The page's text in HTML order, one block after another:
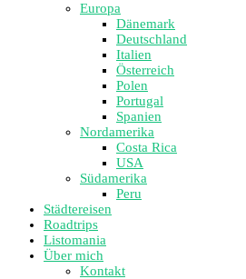
Europa
Dänemark
Deutschland
Italien
Österreich
Polen
Portugal
Spanien
Nordamerika
Costa Rica
USA
Südamerika
Peru
Städtereisen
Roadtrips
Listomania
Über mich
Kontakt